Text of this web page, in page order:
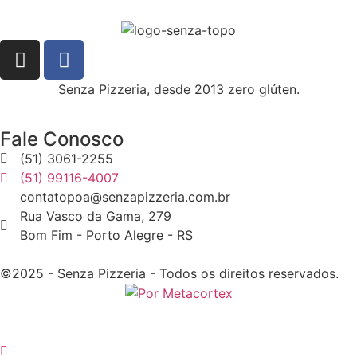
Senza Pizzeria, desde 2013 zero glúten.
Fale Conosco
(51) 3061-2255
(51) 99116-4007
contatopoa@senzapizzeria.com.br
Rua Vasco da Gama, 279
Bom Fim - Porto Alegre - RS
©2025 - Senza Pizzeria - Todos os direitos reservados.